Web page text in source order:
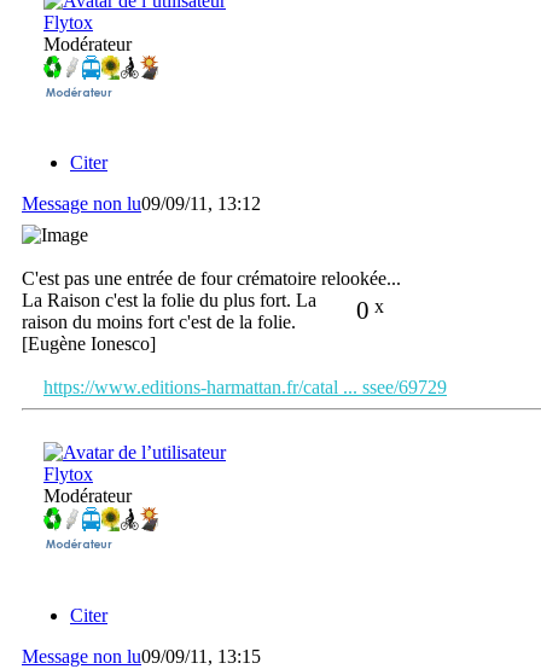
Flytox
Modérateur
Citer
Message non lu09/09/11, 13:12
C'est pas une entrée de four crématoire relookée...
0 x
La Raison c'est la folie du plus fort. La
raison du moins fort c'est de la folie.
[Eugène Ionesco]
https://www.editions-harmattan.fr/catal ... ssee/69729
Flytox
Modérateur
Citer
Message non lu09/09/11, 13:15